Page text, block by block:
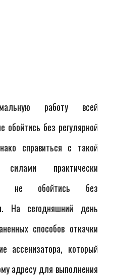
работу всей
обойтись без регулярной
справиться с такой
практически
не обойтись без
На сегодняшний день
способов откачки
ассенизатора, который
адресу для выполнения